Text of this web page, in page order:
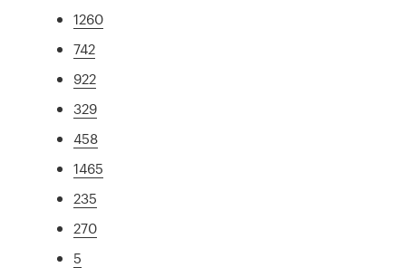
1260
742
922
329
458
1465
235
270
5